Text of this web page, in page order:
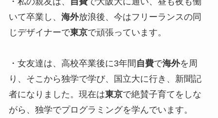
いて卒業し、 海外放浪後、今はフリーランスの同
じデザイナーで東京で頑張っています。
・女友達は、高校卒業後に3年間 自費で海外を周
り、そこから独学で学び、国立大に行き、新聞記
者になりました。現在は東京で絶賛子育てをしな
がら、独学でプログラミングを学んでいます。